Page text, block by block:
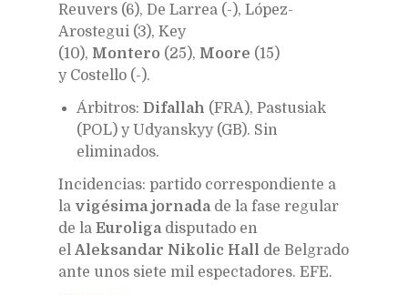
Reuvers (6), De Larrea (-), López-
Arostegui (3), Key
(10), Montero (25), Moore (15)
y Costello (-).
Árbitros: Difallah (FRA), Pastusiak
(POL) y Udyanskyy (GB). Sin
eliminados.
Incidencias: partido correspondiente a
la vigésima jornada de la fase regular
de la Euroliga disputado en
el Aleksandar Nikolic Hall
de Belgrado
ante unos siete mil espectadores. EFE.